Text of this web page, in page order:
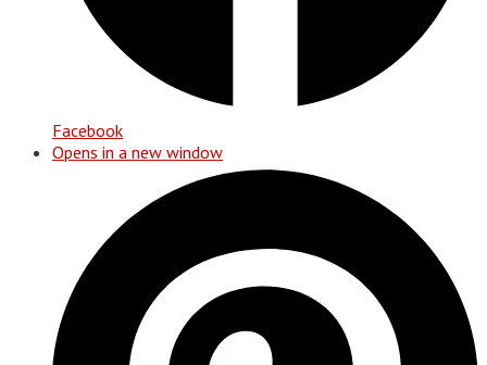
Facebook
Opens in a new window